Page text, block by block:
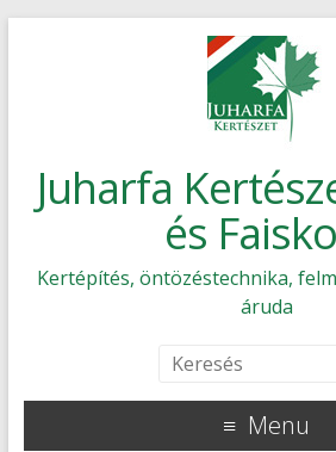
Juharfa
és
Kertépítés, öntözéstechnika,
áruda
Menu